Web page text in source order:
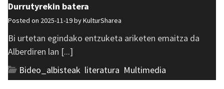
Durrutyrekin batera
Posted on 2025-11-19 byKulturSharea
Bi urtetan egindako entzuketa ariketen emaitza da
Alberdiren lan [...]
Bideo_albisteak literatura Multimedia